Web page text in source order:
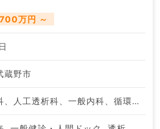
万円 ～
蔵野市
泌尿器科、人工透析科、一般内科、循環器内科、消化器内科